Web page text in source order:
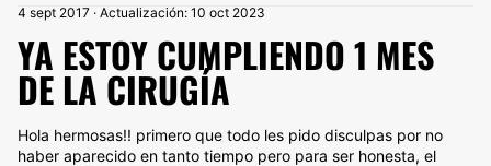
4 sept 2017 · Actualización: 10 oct 2023
YA ESTOY CUMPLIENDO 1 MES
DE LA CIRUGÍA
Hola hermosas!! primero que todo les pido disculpas por no
haber aparecido en tanto tiempo pero para ser honesta, el